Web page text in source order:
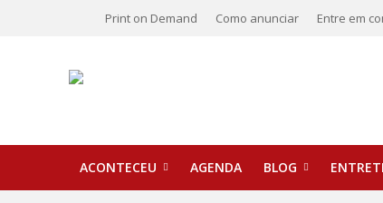
Print on Demand Como anunciar Entre em
ACONTECEU AGENDA BLOG